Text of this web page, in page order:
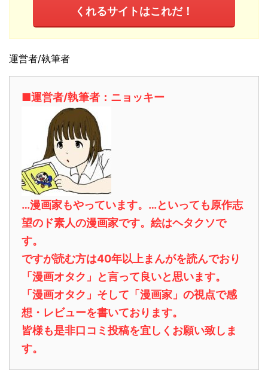
くれるサイトはこれだ！
運営者/執筆者
■運営者/執筆者：ニョッキー
…漫画家もやっています。…といっても原作志
望のド素人の漫画家です。絵はヘタクソで
す。
ですが読む方は40年以上まんがを読んでおり
「漫画オタク」と言って良いと思います。
「漫画オタク」そして「漫画家」の視点で感
想・レビューを書いております。
皆様も是非口コミ投稿を宜しくお願い致しま
す。